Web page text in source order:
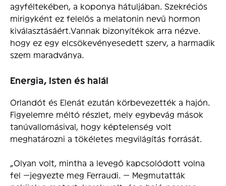
agyféltekében, a koponya hátuljában. Szekréciós
mirigyként ez felelős a melatonin nevű hormon
kiválasztásáért.Vannak bizonyítékok arra nézve.
hogy ez egy elcsökevényesedett szerv, a harmadik
szem maradványa.
Energia, Isten és halál
Orlandót és Elenát ezután körbevezették a hajón.
Figyelemre méltó részlet, mely egybevág mások
tanúvallomásival, hogy képtelenség volt
meghatározni a tökéletes megvilágítás forrását.
„Olyan volt, mintha a levegő kapcsolódott volna
fel —jegyezte meg Ferraudi. — Megmutatták